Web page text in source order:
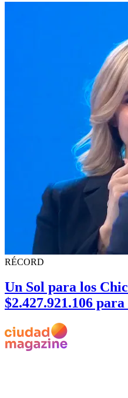
RÉCORD
Un Sol para los
$2.427.921.106